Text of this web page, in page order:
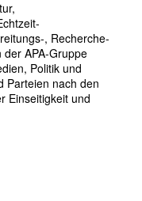
, Recherche-
APA-Gruppe
Politik und
Parteien nach den
Einseitigkeit und